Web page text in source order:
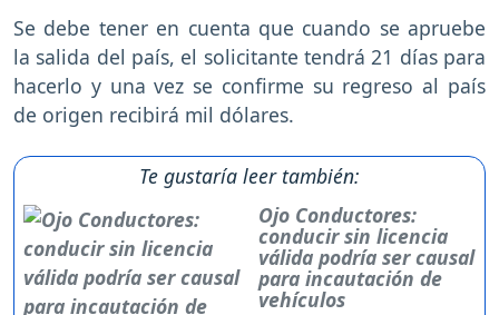
Se debe tener en cuenta que cuando se apruebe
la salida del país, el solicitante tendrá 21 días para
hacerlo y una vez se confirme su regreso al país
de origen recibirá mil dólares.
Te gustaría leer también:
Ojo Conductores:
conducir sin licencia
válida podría ser causal
para incautación de
vehículos